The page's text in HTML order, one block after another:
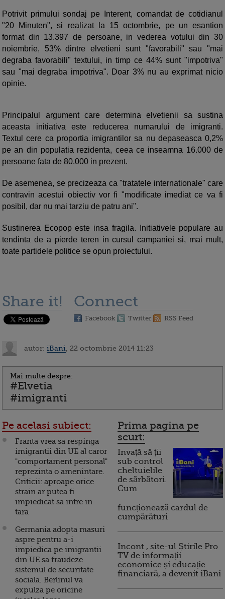
Potrivit primului sondaj pe Interent, comandat de cotidianul
"20 Minuten", si realizat la 15 octombrie, pe un esantion
format din 13.397 de persoane, in vederea votului din 30
noiembrie, 53% dintre elvetieni sunt "favorabili" sau "mai
degraba favorabili" textului, in timp ce 44% sunt "impotriva"
sau "mai degraba impotriva". Doar 3% nu au exprimat nicio
opinie.
Principalul argument care determina elvetienii sa sustina
aceasta initiativa este reducerea numarului de imigranti.
Textul cere ca proportia imigrantilor sa nu depaseasca 0,2%
pe an din populatia rezidenta, ceea ce inseamna 16.000 de
persoane fata de 80.000 in prezent.
De asemenea, se precizeaza ca "tratatele internationale" care
contravin acestui obiectiv vor fi "modificate imediat ce va fi
posibil, dar nu mai tarziu de patru ani".
Sustinerea Ecopop este insa fragila. Initiativele populare au
tendinta de a pierde teren in cursul campaniei si, mai mult,
toate partidele politice se opun proiectului.
Share it! Connect
Facebook Twitter RSS Feed
autor: iBani , 22 octombrie 2014 11:23
Mai multe despre:
#Elvetia
#imigranti
Pe acelasi subiect:
Franta vrea sa respinga
imigrantii din UE al caror
"comportament personal"
reprezinta o amenintare.
Criticii: aproape orice
strain ar putea fi
impiedicat sa intre in
tara
Germania adopta masuri
aspre pentru a-i
impiedica pe imigrantii
din UE sa fraudeze
sistemul de securitate
sociala. Berlinul va
expulza pe oricine
Prima pagina pe
scurt:
Invață să ții
sub control
cheltuielile
de sărbători.
Cum
funcționează cardul de
cumpărături
Incont , site-ul Știrile Pro
TV de informații
economice și educație
financiară, a devenit iBani